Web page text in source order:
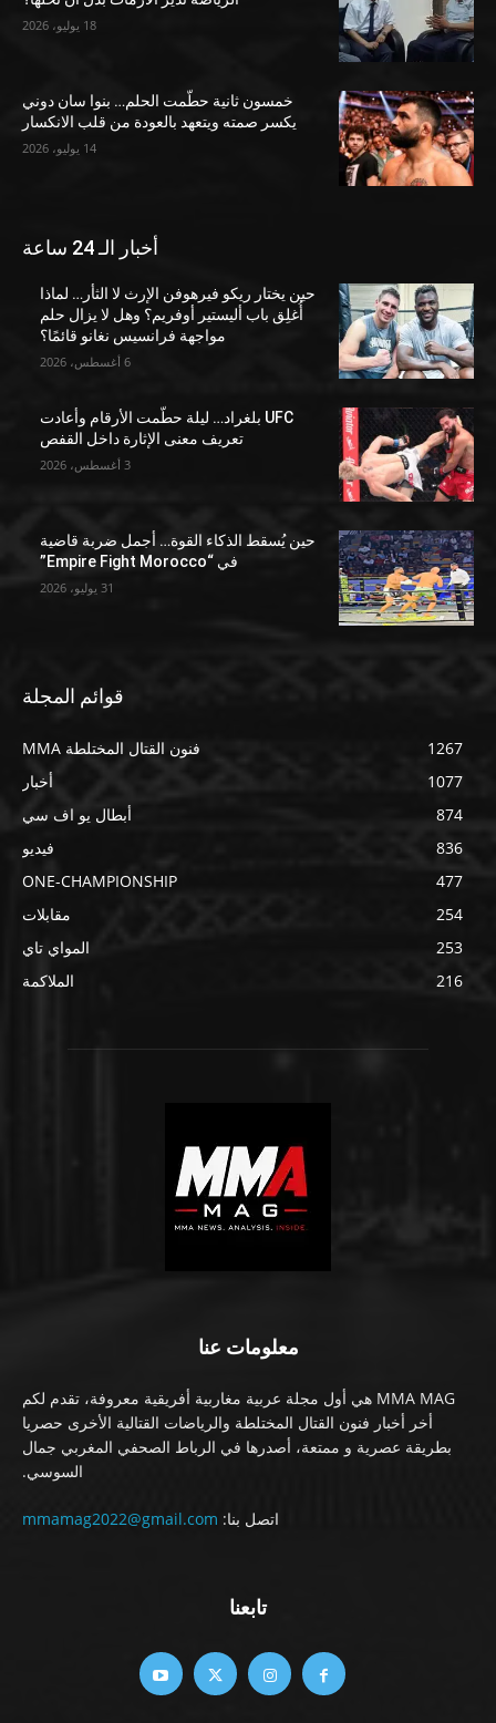
18 يوليو، 2026
خمسون ثانية حطّمت الحلم… بنوا سان دوني
يكسر صمته ويتعهد بالعودة من قلب الانكسار
14 يوليو، 2026
أخبار الـ 24 ساعة
حين يختار ريكو فيرهوفن الإرث لا الثأر… لماذا
أُغلِق باب أليستير أوفريم؟ وهل لا يزال حلم
مواجهة فرانسيس نغانو قائمًا؟
6 أغسطس، 2026
UFC بلغراد… ليلة حطّمت الأرقام وأعادت
تعريف معنى الإثارة داخل القفص
3 أغسطس، 2026
حين يُسقط الذكاء القوة… أجمل ضربة قاضية
في “Empire Fight Morocco”
31 يوليو، 2026
قوائم المجلة
فنون القتال المختلطة MMA
1267
أخبار
1077
أبطال يو اف سي
874
فيديو
836
ONE-CHAMPIONSHIP
477
مقابلات
254
المواي تاي
253
الملاكمة
216
معلومات عنا
MMA MAG هي أول مجلة عربية مغاربية أفريقية معروفة، تقدم لكم
أخر أخبار فنون القتال المختلطة والرياضات القتالية الأخرى حصريا
بطريقة عصرية و ممتعة، أصدرها في الرباط الصحفي المغربي جمال
السوسي.
اتصل بنا: mmamag2022@gmail.com
تابعنا